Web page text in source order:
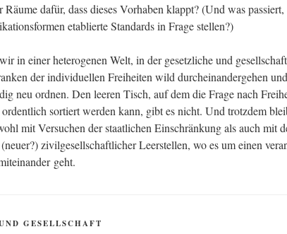
dafür, dass die­ses Vor­ha­ben klappt? (Und was
eta­blier­te Stan­dards in Fra­ge stellen?)
in einer hete­ro­ge­nen Welt, in der gesetz­li­che und
der indi­vi­du­el­len Frei­hei­ten wild durch­ein­an­der­ge­hen
neu ord­nen. Den lee­ren Tisch, auf dem die Fra­ge nach
sor­tiert wer­den kann, gibt es nicht. Und trotz­dem
mit Ver­su­chen der staat­li­chen Ein­schrän­kung als auch mit
zivil­ge­sell­schaft­li­cher Leer­stel­len, wo es um einen
geht.
GESELLSCHAFT